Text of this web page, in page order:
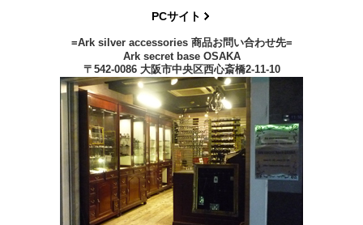
PCサイト
=Ark silver accessories 商品お問い合わせ先=
Ark secret base OSAKA
〒542-0086 大阪市中央区西心斎橋2-11-10